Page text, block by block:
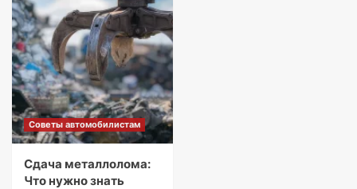
Советы автомобилистам
Сдача металлолома:
Что нужно знать